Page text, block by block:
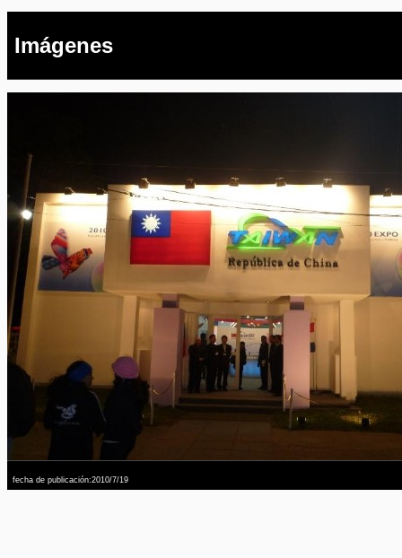
Imágenes
fecha de publicación:2010/7/19